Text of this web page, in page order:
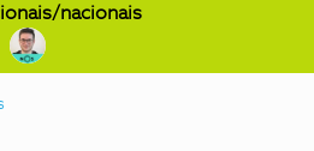
nacionais